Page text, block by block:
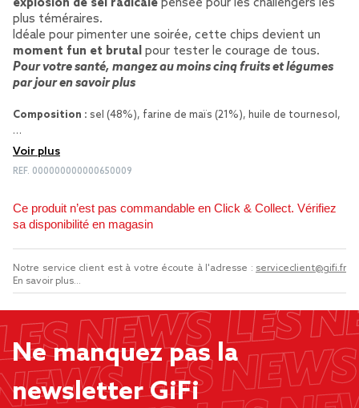
explosion de sel radicale pensée pour les challengers les
plus téméraires.
Idéale pour pimenter une soirée, cette chips devient un
moment fun et brutal pour tester le courage de tous.
Pour votre santé, mangez au moins cinq fruits et légumes
par jouren savoir plus
Composition : sel (48%), farine de maïs (21%), huile de tournesol,
…
Voir plus
REF. 000000000000650009
Ce produit n’est pas commandable en Click & Collect. Vérifiez
sa disponibilité en magasin
Notre service client est à votre écoute à l'adresse : serviceclient@gifi.fr
En savoir plus...
Ne manquez pas la
newsletter GiFi